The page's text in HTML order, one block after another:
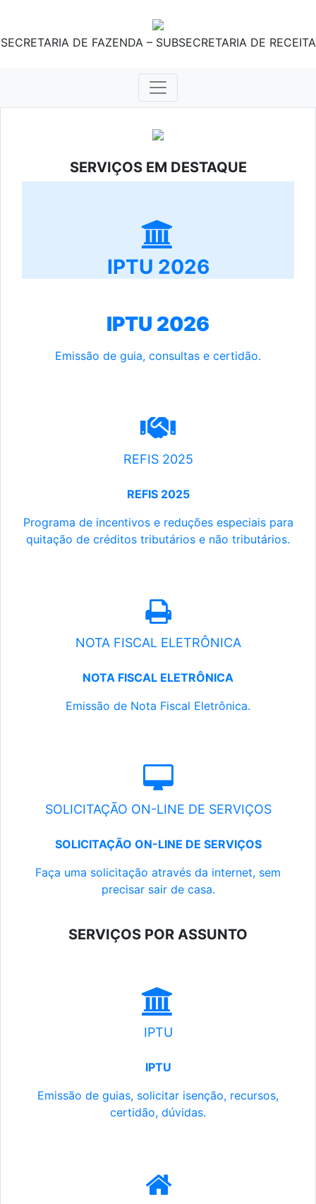
SECRETARIA DE FAZENDA – SUBSECRETARIA DE RECEITA
SERVIÇOS EM DESTAQUE
IPTU 2026
IPTU 2026
Emissão de guia, consultas e certidão.
REFIS 2025
REFIS 2025
Programa de incentivos e reduções especiais para
quitação de créditos tributários e não tributários.
NOTA FISCAL ELETRÔNICA
NOTA FISCAL ELETRÔNICA
Emissão de Nota Fiscal Eletrônica.
SOLICITAÇÃO ON-LINE DE SERVIÇOS
SOLICITAÇÃO ON-LINE DE SERVIÇOS
Faça uma solicitação através da internet, sem
precisar sair de casa.
SERVIÇOS POR ASSUNTO
IPTU
IPTU
Emissão de guias, solicitar isenção, recursos,
certidão, dúvidas.